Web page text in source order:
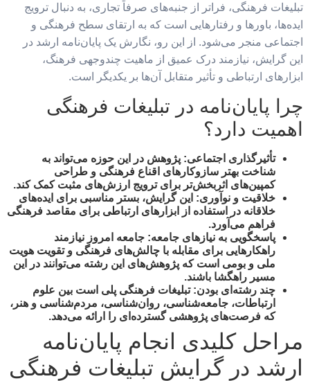
تبلیغات فرهنگی، فراتر از جنبه‌های صرفاً تجاری، به دنبال ترویج
ایده‌ها، باورها و رفتارهایی است که به ارتقای سطح فرهنگی و
اجتماعی منجر می‌شود. از این رو، نگارش یک پایان‌نامه ارشد در
این گرایش، نیازمند درک عمیق از ماهیت چندوجهی فرهنگ،
ابزارهای ارتباطی و تأثیر متقابل آن‌ها بر یکدیگر است.
چرا پایان‌نامه در تبلیغات فرهنگی
اهمیت دارد؟
تأثیرگذاری اجتماعی: پژوهش در این حوزه می‌تواند به
شناخت بهتر سازوکارهای اقناع فرهنگی و طراحی
کمپین‌های اثربخش‌تر برای ترویج ارزش‌های مثبت کمک کند.
خلاقیت و نوآوری: این گرایش، بستر مناسبی برای ایده‌های
خلاقانه در استفاده از ابزارهای ارتباطی برای مقاصد فرهنگی
فراهم می‌آورد.
پاسخگویی به نیازهای جامعه: جامعه امروز نیازمند
راهکارهایی برای مقابله با چالش‌های فرهنگی و تقویت هویت
ملی و بومی است که پژوهش‌های این رشته می‌توانند در این
مسیر راهگشا باشند.
چند رشته‌ای بودن: تبلیغات فرهنگی پلی است بین علوم
ارتباطات، جامعه‌شناسی، روان‌شناسی، مردم‌شناسی و هنر،
که فرصت‌های پژوهشی گسترده‌ای را ارائه می‌دهد.
مراحل کلیدی انجام پایان‌نامه
ارشد در گرایش تبلیغات فرهنگی